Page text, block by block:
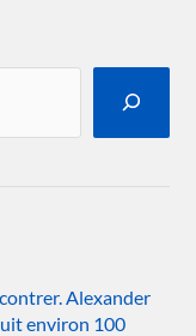
Alexander
environ 100